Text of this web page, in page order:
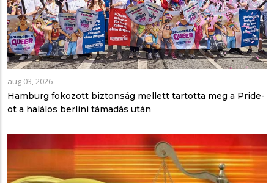
aug 03, 2026
Hamburg fokozott biztonság mellett tartotta meg a Pride-
ot a halálos berlini támadás után